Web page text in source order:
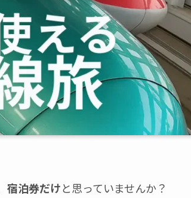
宿泊券だけと思っていませんか？